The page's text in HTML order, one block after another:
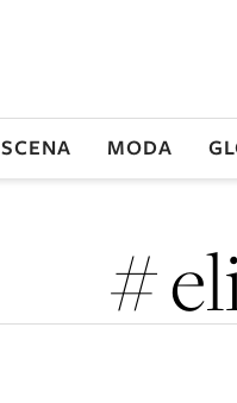
SCENA MODA
#